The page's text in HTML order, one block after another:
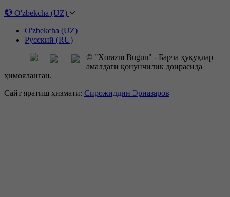
O'zbekcha (UZ)
O'zbekcha (UZ)
Русский (RU)
© "Xorazm Bugun" - Барча ҳуқуқлар
амалдаги қонунчилик доирасида
ҳимояланган.
Сайт яратиш ҳизмати: Сирожиддин Эрназаров